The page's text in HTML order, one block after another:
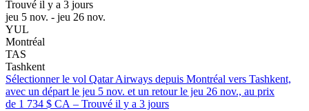
Trouvé il y a 3 jours
jeu 5 nov. - jeu 26 nov.
YUL
Montréal
TAS
Tashkent
Sélectionner le vol Qatar Airways depuis Montréal vers Tashkent,
avec un départ le jeu 5 nov. et un retour le jeu 26 nov., au prix
de 1 734 $ CA – Trouvé il y a 3 jours